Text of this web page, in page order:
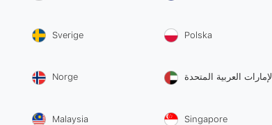
Sverige Polska
Norge الإمارات العربية المتحدة
Malaysia Singapore